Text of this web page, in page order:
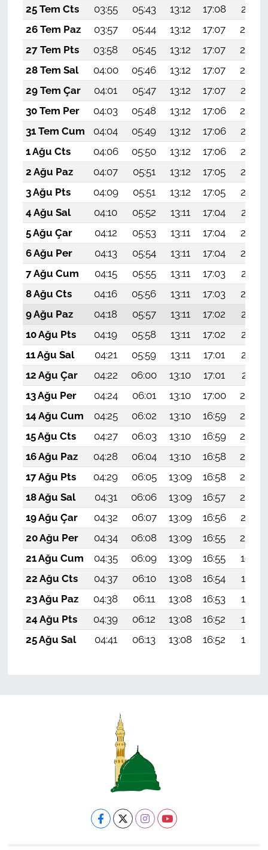
25 Tem Cts
03:55 05:43 13:12 17:08
20:31
26 Tem Paz
03:57 05:44 13:12 17:07
20:30
27 Tem Pts
03:58 05:45 13:12 17:07
20:29
28 Tem Sal
04:00 05:46 13:12 17:07
20:28
29 Tem Çar
04:01 05:47 13:12 17:07
20:27
30 Tem Per
04:03 05:48 13:12 17:06
20:26
31 Tem Cum
04:04 05:49 13:12 17:06
20:25
1 Ağu Cts
04:06 05:50 13:12 17:06
20:24
2 Ağu Paz
04:07 05:51 13:12 17:05
20:23
3 Ağu Pts
04:09 05:51 13:12 17:05
20:22
4 Ağu Sal
04:10 05:52 13:11 17:04
20:21
5 Ağu Çar
04:12 05:53 13:11 17:04
20:19
6 Ağu Per
04:13 05:54 13:11 17:04
20:18
7 Ağu Cum
04:15 05:55 13:11 17:03
20:17
8 Ağu Cts
04:16 05:56 13:11 17:03
20:16
9 Ağu Paz
04:18 05:57 13:11 17:02
20:15
10 Ağu Pts
04:19 05:58 13:11 17:02
20:13
11 Ağu Sal
04:21 05:59 13:11 17:01
20:12
12 Ağu Çar
04:22 06:00 13:10 17:01
20:11
13 Ağu Per
04:24 06:01 13:10 17:00
20:09
14 Ağu Cum
04:25 06:02 13:10 16:59
20:08
15 Ağu Cts
04:27 06:03 13:10 16:59
20:07
16 Ağu Paz
04:28 06:04 13:10 16:58
20:05
17 Ağu Pts
04:29 06:05 13:09 16:58
20:04
18 Ağu Sal
04:31 06:06 13:09 16:57
20:02
19 Ağu Çar
04:32 06:07 13:09 16:56
20:01
20 Ağu Per
04:34 06:08 13:09 16:55
20:00
21 Ağu Cum
04:35 06:09 13:09 16:55
19:58
22 Ağu Cts
04:37 06:10 13:08 16:54
19:57
23 Ağu Paz
04:38 06:11 13:08 16:53
19:55
24 Ağu Pts
04:39 06:12 13:08 16:52
19:54
25 Ağu Sal
04:41 06:13 13:08 16:52 19:52